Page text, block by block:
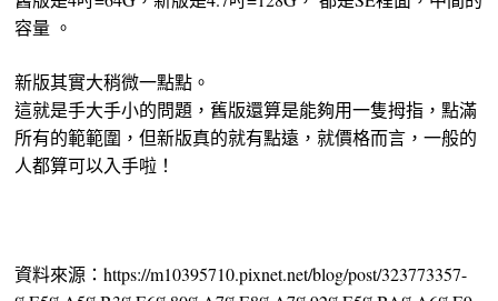
容量 。
新版其實大稍微一點點。
這就是手大手小的問題，舊版還算是能夠用一隻拇指，點滿
所有的範範圍，但新版真的就有點遠，就價格而言，一般的
人都算可以入手啦！
資料來源：https://m10395710.pixnet.net/blog/post/323773357-